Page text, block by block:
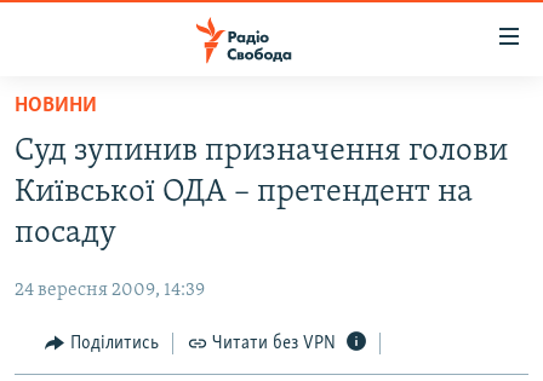
Перейти
основного
матеріалу
до
основної
навігації
Перейти
до
ВСЕ ЗА ДОБУ
ЕКОНОМІКА
СУСПІЛЬСТВО
РОСІЙСЬКА «ФІЛЬТРАЦІЯ»
ДОНБАС.РЕАЛІЇ
НОВИНИ
Суд зупинив призначення голови
Київської ОДА – претендент на
посаду
24 вересня 2009, 14:39
Поділитись Читати без VPN